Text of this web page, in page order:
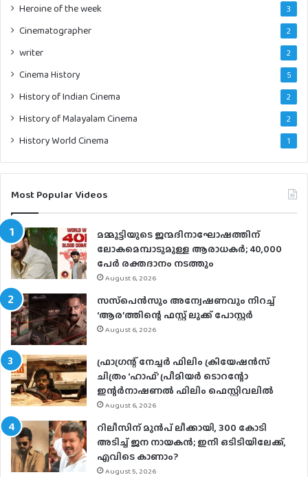
Heroine of the week 3
Cinematographer 2
writer 2
Cinema History 5
History of Indian Cinema 2
History of Malayalam Cinema 2
History World Cinema 1
Most Popular Videos
മമ്മൂട്ടിയുടെ ജന്മദിനാഘോഷത്തിന്
ലോകമെമ്പാടുമുള്ള ആരാധകര്‍; 40,000
പേര്‍ രക്തദാനം നടത്തും
August 6, 2026
സസ്‌പെന്‍സും അന്വേഷണവും നിറച്ച്
‘ആര’ത്തിന്റെ ഫസ്റ്റ് ലുക്ക് പോസ്റ്റര്‍
August 6, 2026
ഫ്രാഗ്രന്റ് നേച്ചര്‍ ഫിലിം ക്രിയേഷന്‍സ്
ചിത്രം ‘ഹാഫ്’ പ്രീമിയര്‍ ടൊറന്റോ
ഇന്റര്‍നാഷണല്‍ ഫിലിം ഫെസ്റ്റിവലില്‍
August 6, 2026
റിലീസിന് മുൻപ് ലീക്കായി, 300 കോടി
അടിച്ച് ജന നായകൻ; ഇനി ഒടിടിയിലേക്ക്,
എവിടെ കാണാം?
August 5, 2026